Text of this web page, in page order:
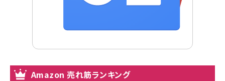
Amazon 売れ筋ランキング